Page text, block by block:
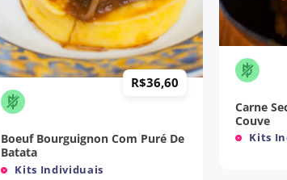
+
Kits Individuais
Boeuf Bourguignon Com Puré De
Batata
R$36,60
+
Kits
Carne
Couve